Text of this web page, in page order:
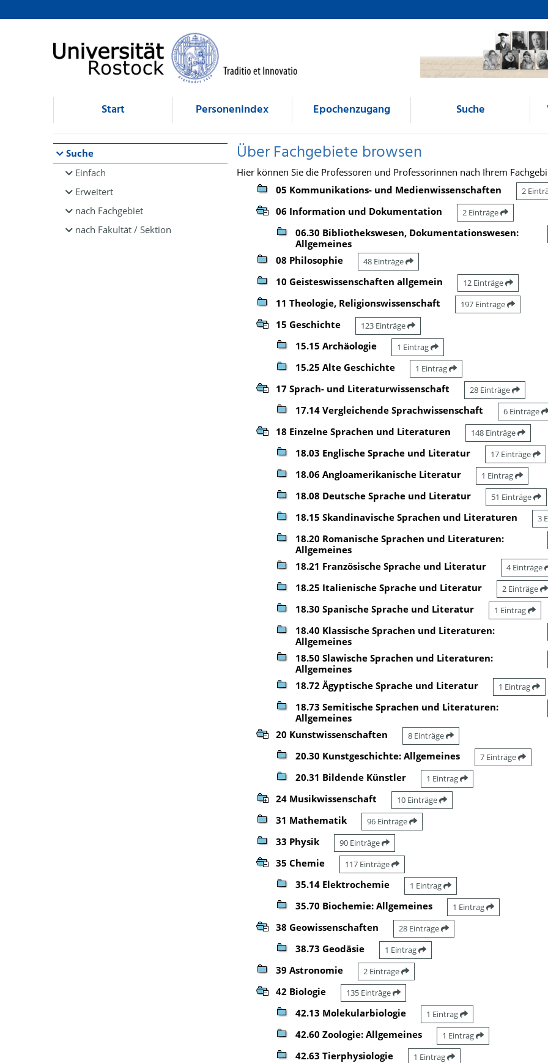
Browsen
direkt zum Inhalt
Start Personenindex Epochenzugang Suche
Suche
Einfach
Erweitert
nach Fachgebiet
nach Fakultät / Sektion
Über Fachgebiete browsen
Hier können Sie die Professoren und Professorinnen nach Ihrem
05 Kommunikations- und Medienwissenschaften
2
06 Information und Dokumentation 2 Einträge
06.30 Bibliothekswesen, Dokumentationswesen:
Allgemeines
08 Philosophie 48 Einträge
10 Geisteswissenschaften allgemein 12 Einträge
11 Theologie, Religionswissenschaft 197 Einträge
15 Geschichte 123 Einträge
15.15 Archäologie 1 Eintrag
15.25 Alte Geschichte 1 Eintrag
17 Sprach- und Literaturwissenschaft 28 Einträge
17.14 Vergleichende Sprachwissenschaft 6 Einträge
18 Einzelne Sprachen und Literaturen 148 Einträge
18.03 Englische Sprache und Literatur 17 Einträge
18.06 Angloamerikanische Literatur 1 Eintrag
18.08 Deutsche Sprache und Literatur 51 Einträge
18.15 Skandinavische Sprachen und Literaturen 3
18.20 Romanische Sprachen und Literaturen:
Allgemeines
18.21 Französische Sprache und Literatur 4 Einträge
18.25 Italienische Sprache und Literatur 2 Einträge
18.30 Spanische Sprache und Literatur 1 Eintrag
18.40 Klassische Sprachen und Literaturen:
Allgemeines
18.50 Slawische Sprachen und Literaturen:
Allgemeines
18.72 Ägyptische Sprache und Literatur 1 Eintrag
18.73 Semitische Sprachen und Literaturen:
Allgemeines
20 Kunstwissenschaften 8 Einträge
20.30 Kunstgeschichte: Allgemeines 7 Einträge
20.31 Bildende Künstler 1 Eintrag
24 Musikwissenschaft 10 Einträge
31 Mathematik 96 Einträge
33 Physik 90 Einträge
35 Chemie 117 Einträge
35.14 Elektrochemie 1 Eintrag
35.70 Biochemie: Allgemeines 1 Eintrag
38 Geowissenschaften 28 Einträge
38.73 Geodäsie 1 Eintrag
39 Astronomie 2 Einträge
42 Biologie 135 Einträge
42.13 Molekularbiologie 1 Eintrag
42.60 Zoologie: Allgemeines 1 Eintrag
42.63 Tierphysiologie 1 Eintrag